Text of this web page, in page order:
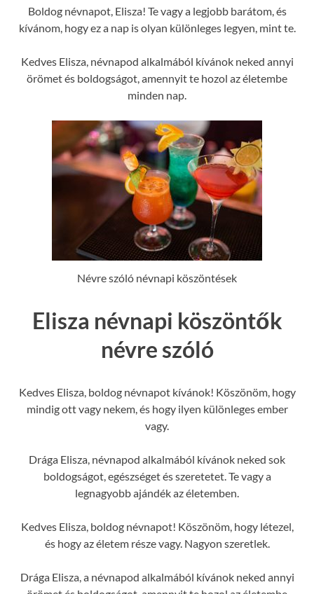
Boldog névnapot, Elisza! Te vagy a legjobb barátom, és
kívánom, hogy ez a nap is olyan különleges legyen, mint te.
Kedves Elisza, névnapod alkalmából kívánok neked annyi
örömet és boldogságot, amennyit te hozol az életembe
minden nap.
Névre szóló névnapi köszöntések
Elisza névnapi köszöntők
névre szóló
Kedves Elisza, boldog névnapot kívánok! Köszönöm, hogy
mindig ott vagy nekem, és hogy ilyen különleges ember
vagy.
Drága Elisza, névnapod alkalmából kívánok neked sok
boldogságot, egészséget és szeretetet. Te vagy a
legnagyobb ajándék az életemben.
Kedves Elisza, boldog névnapot! Köszönöm, hogy létezel,
és hogy az életem része vagy. Nagyon szeretlek.
Drága Elisza, a névnapod alkalmából kívánok neked annyi